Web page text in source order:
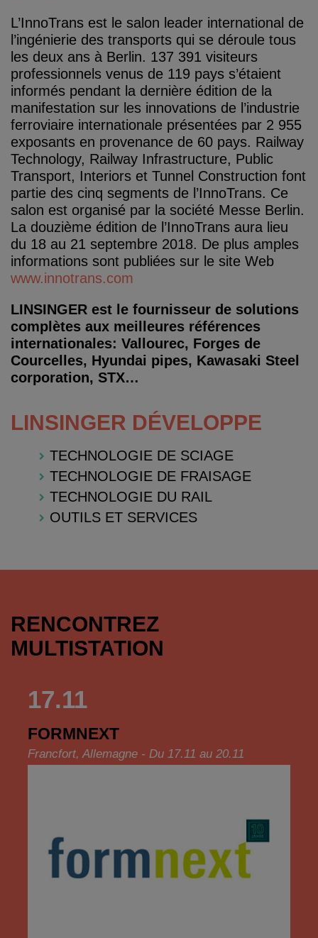
L’InnoTrans est le salon leader international de
l’ingénierie des transports qui se déroule tous
les deux ans à Berlin. 137 391 visiteurs
professionnels venus de 119 pays s’étaient
informés pendant la dernière édition de la
manifestation sur les innovations de l’industrie
ferroviaire internationale présentées par 2 955
exposants en provenance de 60 pays. Railway
Technology, Railway Infrastructure, Public
Transport, Interiors et Tunnel Construction font
partie des cinq segments de l’InnoTrans. Ce
salon est organisé par la société Messe Berlin.
La douzième édition de l’InnoTrans aura lieu
du 18 au 21 septembre 2018. De plus amples
informations sont publiées sur le site Web
www.innotrans.com
LINSINGER est le fournisseur de solutions
complètes aux meilleures références
internationales: Vallourec, Forges de
Courcelles, Hyundai pipes, Kawasaki Steel
corporation, STX…
LINSINGER DÉVELOPPE
TECHNOLOGIE DE SCIAGE
TECHNOLOGIE DE FRAISAGE
TECHNOLOGIE DU RAIL
OUTILS ET SERVICES
RENCONTREZ
MULTISTATION
17.11
FORMNEXT
Francfort, Allemagne - Du 17.11 au 20.11